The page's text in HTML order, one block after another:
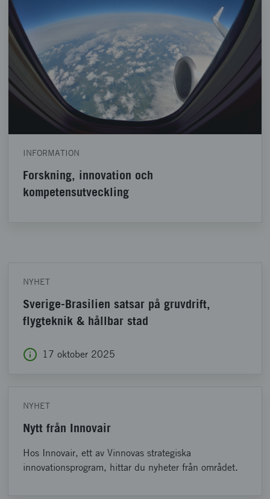
INFORMATION
Forskning, innovation och
kompetensutveckling
NYHET
Sverige-Brasilien satsar på gruvdrift,
flygteknik & hållbar stad
17 oktober 2025
NYHET
Nytt från Innovair
Hos Innovair, ett av Vinnovas strategiska
innovationsprogram, hittar du nyheter från området.